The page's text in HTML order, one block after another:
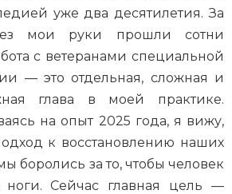
уже два десятилетия. За
мои руки прошли сотни
с ветеранами специальной
— это отдельная, сложная и
глава в моей практике.
на опыт 2025 года, я вижу,
к восстановлению наших
боролись за то, чтобы человек
ноги. Сейчас главная цель —